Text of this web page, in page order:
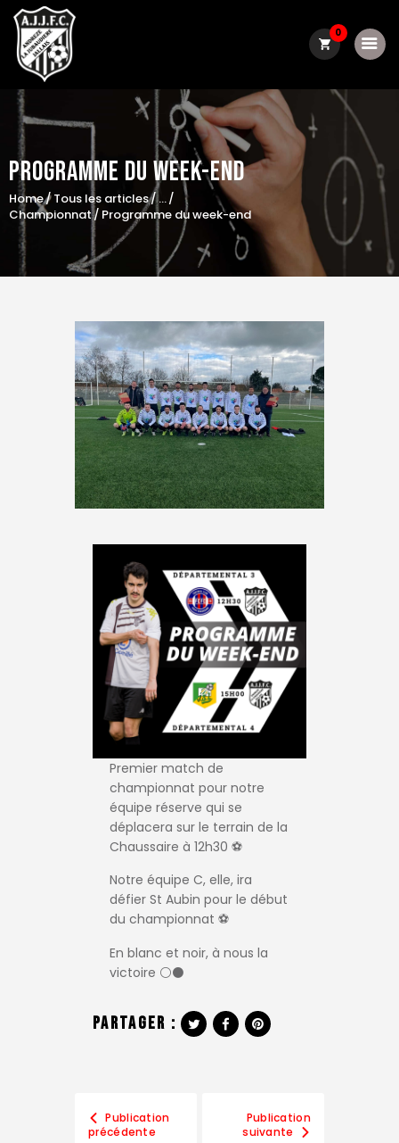
0
Programme Du Week-End
Home Tous les articles
...
Championnat
Programme du week-end
Le club
Actualité
Convocations
Résultats / classements
Boutique
matchs du week-end
Galerie photo
Premier match de
championnat pour notre
équipe réserve qui se
déplacera sur le terrain de la
Chaussaire à 12h30 ⚽️
Notre équipe C, elle, ira
défier St Aubin pour le début
du championnat ⚽️
En blanc et noir, à nous la
victoire ⚪️⚫️
Partager :
Publication
précédente
Publication
suivante